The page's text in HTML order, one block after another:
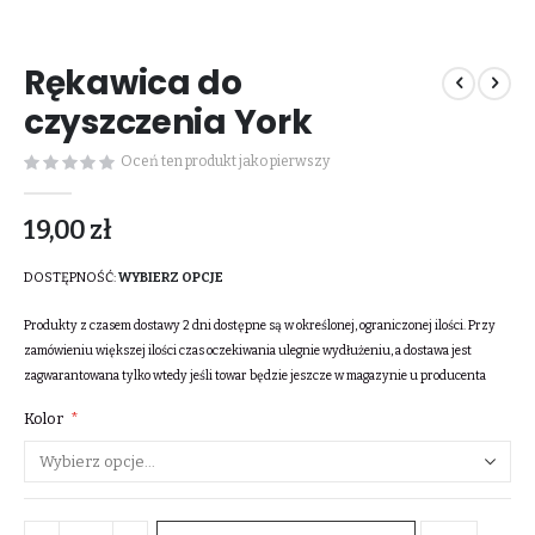
początek
galerii
Rękawica do
czyszczenia York
Oceń ten produkt jako pierwszy
19,00 zł
DOSTĘPNOŚĆ:WYBIERZ OPCJE
Produkty z czasem dostawy 2 dni dostępne są w określonej, ograniczonej ilości. Przy
zamówieniu większej ilości czas oczekiwania ulegnie wydłużeniu, a dostawa jest
zagwarantowana tylko wtedy jeśli towar będzie jeszcze w magazynie u producenta
Kolor